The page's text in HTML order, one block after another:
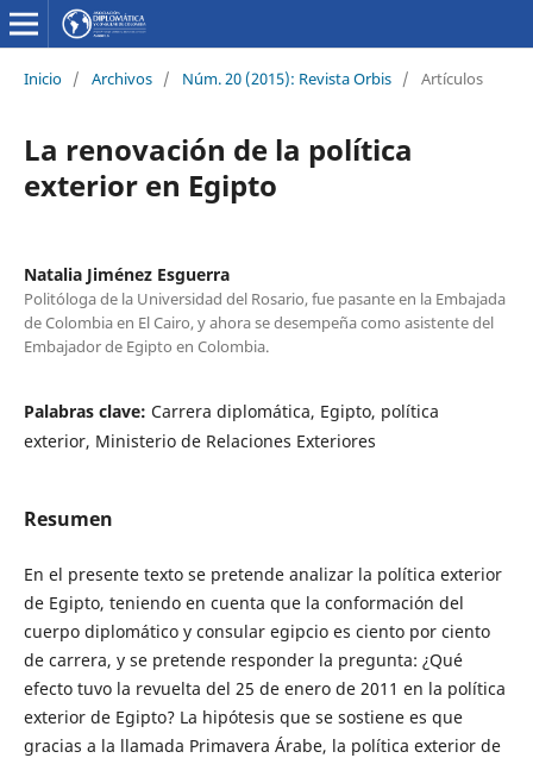
Inicio / Archivos / Núm. 20 (2015): Revista Orbis / Artículos
La renovación de la política
exterior en Egipto
Natalia Jiménez Esguerra
Politóloga de la Universidad del Rosario, fue pasante en la Embajada
de Colombia en El Cairo, y ahora se desempeña como asistente del
Embajador de Egipto en Colombia.
Palabras clave: Carrera diplomática, Egipto, política
exterior, Ministerio de Relaciones Exteriores
Resumen
En el presente texto se pretende analizar la política exterior
de Egipto, teniendo en cuenta que la conformación del
cuerpo diplomático y consular egipcio es ciento por ciento
de carrera, y se pretende responder la pregunta: ¿Qué
efecto tuvo la revuelta del 25 de enero de 2011 en la política
exterior de Egipto? La hipótesis que se sostiene es que
gracias a la llamada Primavera Árabe, la política exterior de